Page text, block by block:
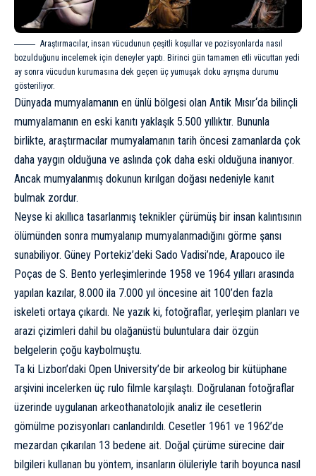
Araştırmacılar, insan vücudunun çeşitli koşullar ve pozisyonlarda nasıl
bozulduğunu incelemek için deneyler yaptı. Birinci gün tamamen etli vücuttan yedi
ay sonra vücudun kurumasına dek geçen üç yumuşak doku ayrışma durumu
gösteriliyor.
Dünyada mumyalamanın en ünlü bölgesi olan Antik Mısır‘da bilinçli
mumyalamanın en eski kanıtı yaklaşık 5.500 yıllıktır. Bununla
birlikte, araştırmacılar mumyalamanın tarih öncesi zamanlarda çok
daha yaygın olduğuna ve aslında çok daha eski olduğuna inanıyor.
Ancak mumyalanmış dokunun kırılgan doğası nedeniyle kanıt
bulmak zordur.
Neyse ki akıllıca tasarlanmış teknikler çürümüş bir insan kalıntısının
ölümünden sonra mumyalanıp mumyalanmadığını görme şansı
sunabiliyor. Güney Portekiz’deki Sado Vadisi’nde, Arapouco ile
Poças de S. Bento yerleşimlerinde 1958 ve 1964 yılları arasında
yapılan kazılar, 8.000 ila 7.000 yıl öncesine ait 100’den fazla
iskeleti ortaya çıkardı. Ne yazık ki, fotoğraflar, yerleşim planları ve
arazi çizimleri dahil bu olağanüstü buluntulara dair özgün
belgelerin çoğu kaybolmuştu.
Ta ki Lizbon’daki Open University’de bir arkeolog bir kütüphane
arşivini incelerken üç rulo filmle karşılaştı. Doğrulanan fotoğraflar
üzerinde uygulanan arkeothanatolojik analiz ile cesetlerin
gömülme pozisyonları canlandırıldı. Cesetler 1961 ve 1962’de
mezardan çıkarılan 13 bedene ait. Doğal çürüme sürecine dair
bilgileri kullanan bu yöntem, insanların ölüleriyle tarih boyunca nasıl